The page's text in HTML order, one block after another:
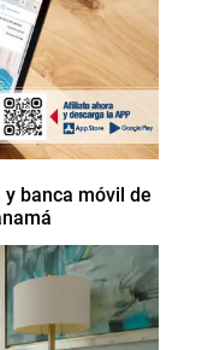
banca móvil de